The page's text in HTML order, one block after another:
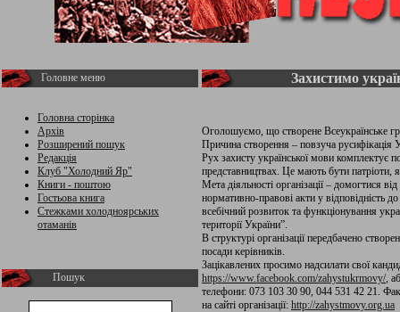
Головне меню
Головна сторінка
Архів
Розширений пошук
Редакція
Клуб "Холодний Яр"
Книги - поштою
Гостьова книга
Стежками холодноярських
отаманів
Пошук
Захистимо
Оголошуємо, що створене Всеукраїнське
Причина створення – повзуча русифікація
Рух захисту української мови комплектує
представництвах. Це мають бути патріоти,
Мета діяльності організації – домогтися
нормативно-правові акти у відповідність
всебічний розвиток та функціонування
території України”.
В структурі організації передбачено
посади керівників.
Зацікавлених просимо надсилати свої
https://www.facebook.com/zahystukrmovy/,
телефони: 073 103 30 90, 044 531 42 21.
на сайті організації: http://zahystmovy.org.ua